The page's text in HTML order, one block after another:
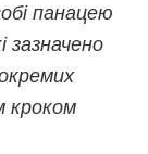
панацею
зазначено
кроком